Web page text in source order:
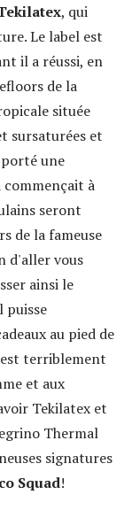
, qui
Le label est
il a réussi, en
de la
située
sursaturées et
une
commençait à
seront
de la fameuse
d'aller vous
ainsi le
puisse
au pied de
terriblement
et aux
Tekilatex et
Thermal
signatures
Squad!